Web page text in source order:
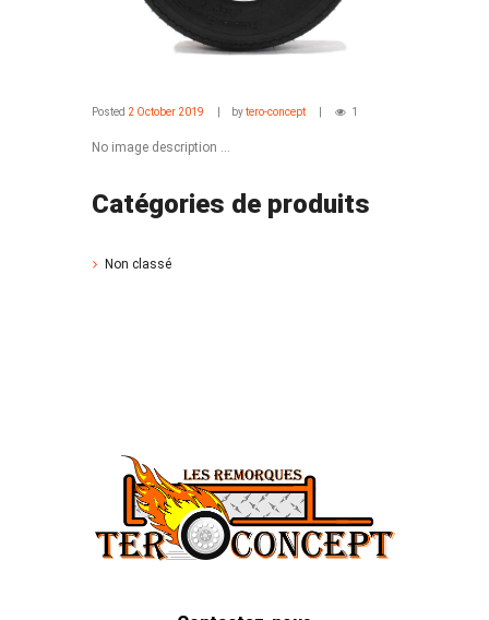
Posted 2 October 2019 bytero-concept 1
No image description ...
Catégories de produits
Non classé